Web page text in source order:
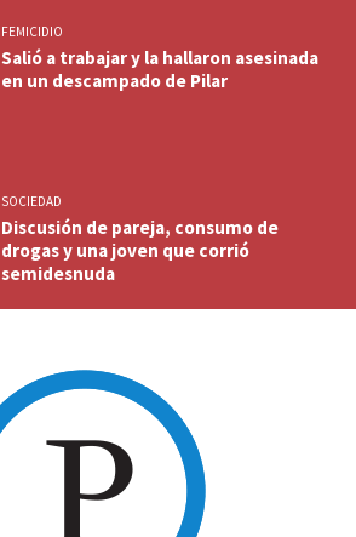
FEMICIDIO
Salió a trabajar y la hallaron asesinada
en un descampado de Pilar
SOCIEDAD
Discusión de pareja, consumo de
drogas y una joven que corrió
semidesnuda